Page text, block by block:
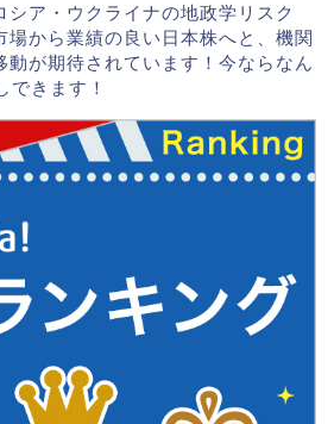
シア・ウクライナの地政学リスク
場から業績の良い日本株へと、機関
動が期待されています！今ならなん
できます！